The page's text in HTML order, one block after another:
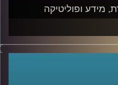
מידע ופוליטיקה
הלכו יחדיו. בשנים האחרונות
נוספים, כמו הרשת החברתית